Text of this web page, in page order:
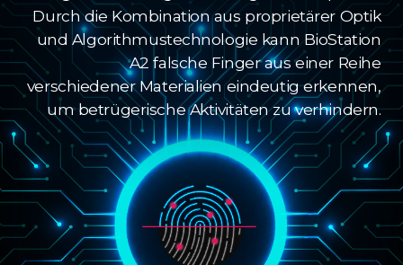
Durch die Kombination aus proprietärer Optik
und Algorithmustechnologie kann BioStation
A2 falsche Finger aus einer Reihe
verschiedener Materialien eindeutig erkennen,
um betrügerische Aktivitäten zu verhindern.